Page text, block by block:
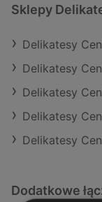
Sklepy
Delikatesy
Delikatesy
Delikatesy
Delikatesy
Delikatesy
Dodatkowe